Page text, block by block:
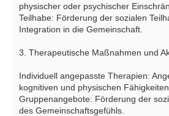
physischer oder psychischer
Teilhabe: Förderung der sozialen
Integration in die Gemeinschaft.
3. Therapeutische Maßnahmen und
Individuell angepasste Therapien:
kognitiven und physischen Fähigkeiten.
Gruppenangebote: Förderung der
des Gemeinschaftsgefühls.